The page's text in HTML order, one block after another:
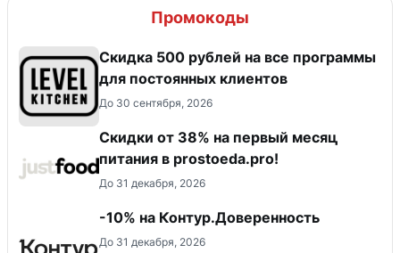
Промокоды
Скидка 500 рублей на все программы
для постоянных клиентов
До 30 сентября, 2026
​Скидки от 38% на первый месяц
питания в prostoeda.pro!
До 31 декабря, 2026
-10% на Контур.Доверенность
До 31 декабря, 2026